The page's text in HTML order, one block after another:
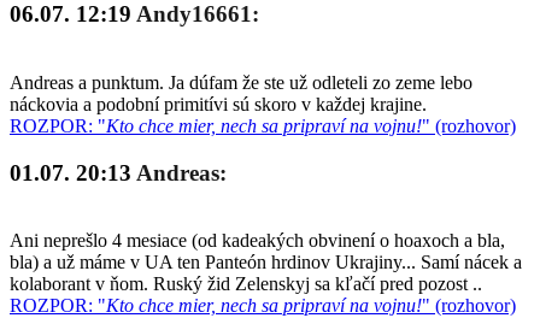
06.07. 12:19 Andy16661:
Andreas a punktum. Ja dúfam že ste už odleteli zo zeme lebo
náckovia a podobní primitívi sú skoro v každej krajine.
ROZPOR: "Kto chce mier, nech sa pripraví na vojnu!" (rozhovor)
01.07. 20:13 Andreas:
Ani neprešlo 4 mesiace (od kadeakých obvinení o hoaxoch a bla,
bla) a už máme v UA ten Panteón hrdinov Ukrajiny... Samí nácek a
kolaborant v ňom. Ruský žid Zelenskyj sa kľačí pred pozost ..
ROZPOR: "Kto chce mier, nech sa pripraví na vojnu!" (rozhovor)